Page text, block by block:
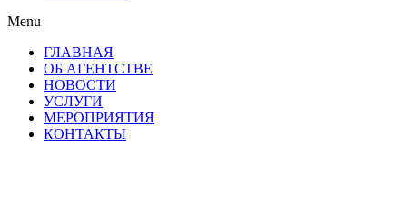
Menu
ГЛАВНАЯ
ОБ АГЕНТСТВЕ
НОВОСТИ
УСЛУГИ
МЕРОПРИЯТИЯ
КОНТАКТЫ